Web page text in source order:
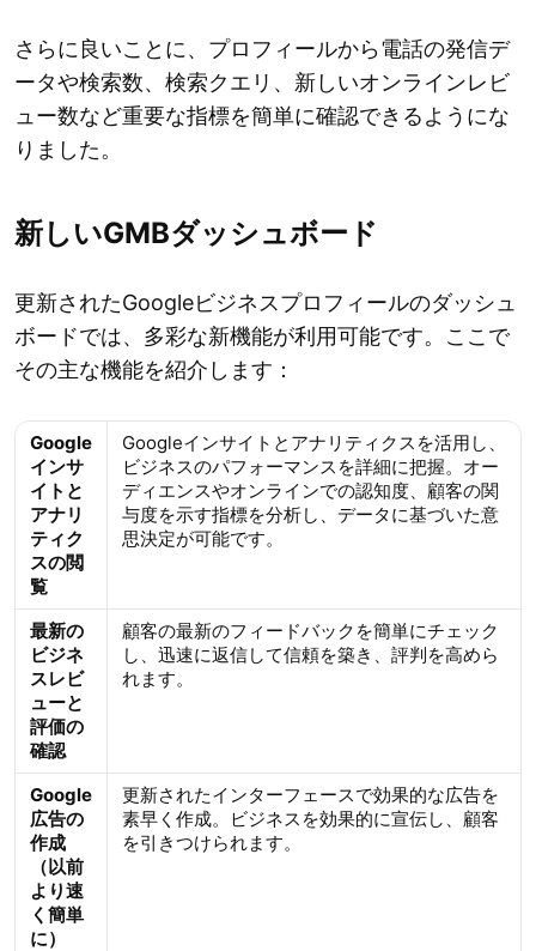
さらに良いことに、プロフィールから電話の発信デ
ータや検索数、検索クエリ、新しいオンラインレビ
ュー数など重要な指標を簡単に確認できるようにな
りました。
新しいGMBダッシュボード
更新されたGoogleビジネスプロフィールのダッシュ
ボードでは、多彩な新機能が利用可能です。ここで
その主な機能を紹介します：
Google
インサ
イトと
アナリ
ティク
スの閲
覧
Googleインサイトとアナリティクスを活用し、
ビジネスのパフォーマンスを詳細に把握。オー
ディエンスやオンラインでの認知度、顧客の関
与度を示す指標を分析し、データに基づいた意
思決定が可能です。
最新の
ビジネ
スレビ
ューと
評価の
確認
顧客の最新のフィードバックを簡単にチェック
し、迅速に返信して信頼を築き、評判を高めら
れます。
Google
広告の
作成
（以前
より速
く簡単
に）
更新されたインターフェースで効果的な広告を
素早く作成。ビジネスを効果的に宣伝し、顧客
を引きつけられます。